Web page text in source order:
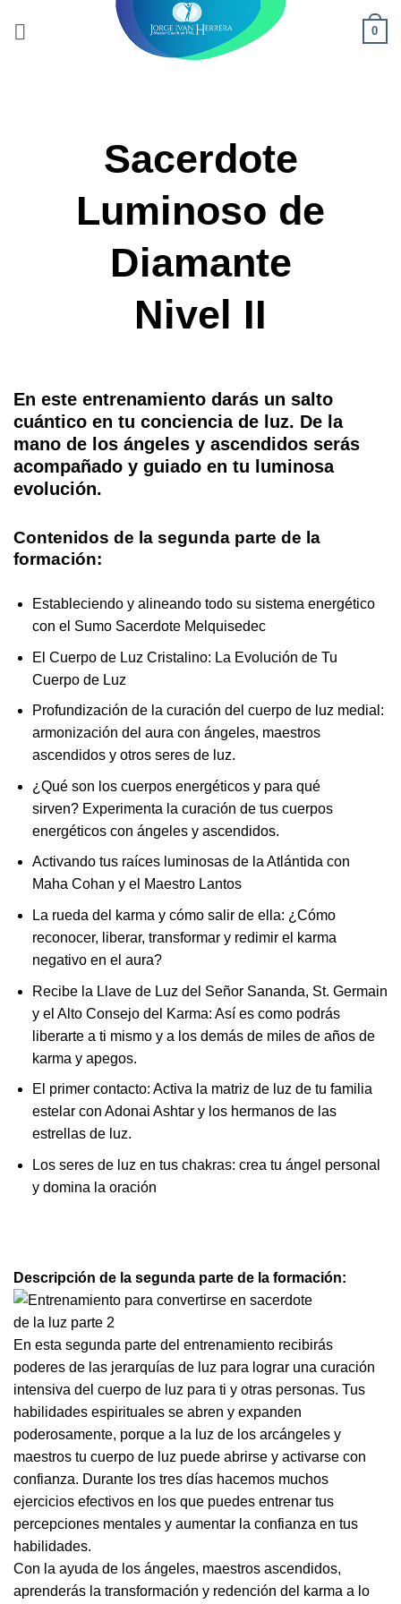
0
Sacerdote
Luminoso de
Diamante
Nivel II
En este entrenamiento darás un salto
cuántico en tu conciencia de luz. De la
mano de los ángeles y ascendidos serás
acompañado y guiado en tu luminosa
evolución.
Contenidos de la segunda parte de la
formación:
Estableciendo y alineando todo su sistema energético
con el Sumo Sacerdote Melquisedec
El Cuerpo de Luz Cristalino: La Evolución de Tu
Cuerpo de Luz
Profundización de la curación del cuerpo de luz medial:
armonización del aura con ángeles, maestros
ascendidos y otros seres de luz.
¿Qué son los cuerpos energéticos y para qué
sirven? Experimenta la curación de tus cuerpos
energéticos con ángeles y ascendidos.
Activando tus raíces luminosas de la Atlántida con
Maha Cohan y el Maestro Lantos
La rueda del karma y cómo salir de ella: ¿Cómo
reconocer, liberar, transformar y redimir el karma
negativo en el aura?
Recibe la Llave de Luz del Señor Sananda, St. Germain
y el Alto Consejo del Karma: Así es como podrás
liberarte a ti mismo y a los demás de miles de años de
karma y apegos.
El primer contacto: Activa la matriz de luz de tu familia
estelar con Adonai Ashtar y los hermanos de las
estrellas de luz.
Los seres de luz en tus chakras: crea tu ángel personal
y domina la oración
Descripción de la segunda parte de la formación:
En esta segunda parte del entrenamiento recibirás
poderes de las jerarquías de luz para lograr una curación
intensiva del cuerpo de luz para ti y otras personas. Tus
habilidades espirituales se abren y expanden
poderosamente, porque a la luz de los arcángeles y
maestros tu cuerpo de luz puede abrirse y activarse con
confianza. Durante los tres días hacemos muchos
ejercicios efectivos en los que puedes entrenar tus
percepciones mentales y aumentar la confianza en tus
habilidades.
Con la ayuda de los ángeles, maestros ascendidos,
aprenderás la transformación y redención del karma a lo